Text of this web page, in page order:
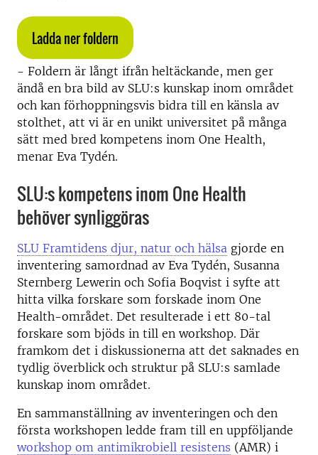
Ladda ner foldern
- Foldern är långt ifrån heltäckande, men ger
ändå en bra bild av SLU:s kunskap inom området
och kan förhoppningsvis bidra till en känsla av
stolthet, att vi är en unikt universitet på många
sätt med bred kompetens inom One Health,
menar Eva Tydén.
SLU:s kompetens inom One Health
behöver synliggöras
SLU Framtidens djur, natur och hälsa gjorde en
inventering samordnad av Eva Tydén, Susanna
Sternberg Lewerin och Sofia Boqvist i syfte att
hitta vilka forskare som forskade inom One
Health-området. Det resulterade i ett 80-tal
forskare som bjöds in till en workshop. Där
framkom det i diskussionerna att det saknades en
tydlig överblick och struktur på SLU:s samlade
kunskap inom området.
En sammanställning av inventeringen och den
första workshopen ledde fram till en uppföljande
workshop om antimikrobiell resistens (AMR) i